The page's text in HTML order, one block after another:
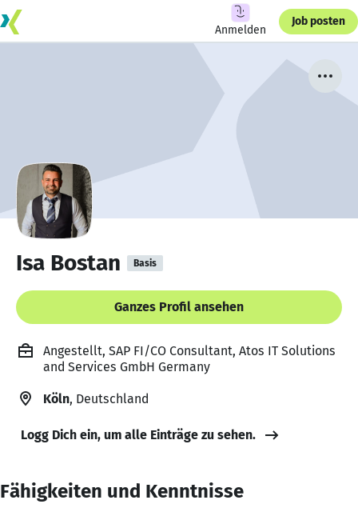
Anmelden
Job posten
Isa Bostan Basis
Ganzes Profil ansehen
Angestellt, SAP FI/CO Consultant, Atos IT Solutions
and Services GmbH Germany
Köln, Deutschland
Logg Dich ein, um alle Einträge zu sehen.
Fähigkeiten und Kenntnisse